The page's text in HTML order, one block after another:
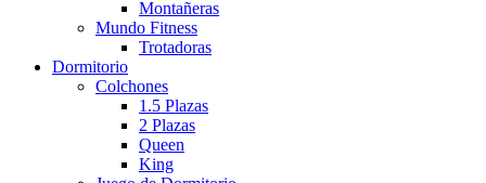
Montañeras
Mundo Fitness
Trotadoras
Dormitorio
Colchones
1.5 Plazas
2 Plazas
Queen
King